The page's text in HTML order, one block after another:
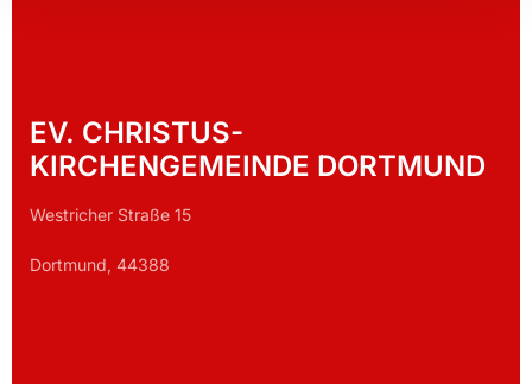
EV. CHRISTUS-
KIRCHENGEMEINDE DORTMUND
Westricher Straße 15
Dortmund, 44388